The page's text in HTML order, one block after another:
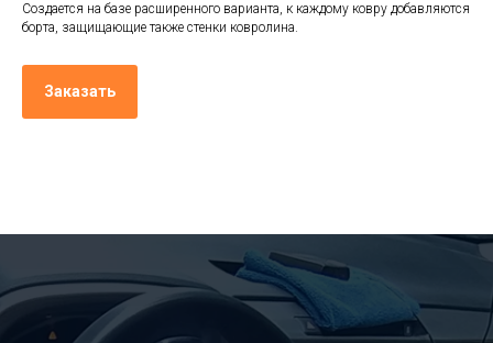
Создается на базе расширенного варианта, к каждому ковру добавляются
борта, защищающие также стенки ковролина.
Заказать